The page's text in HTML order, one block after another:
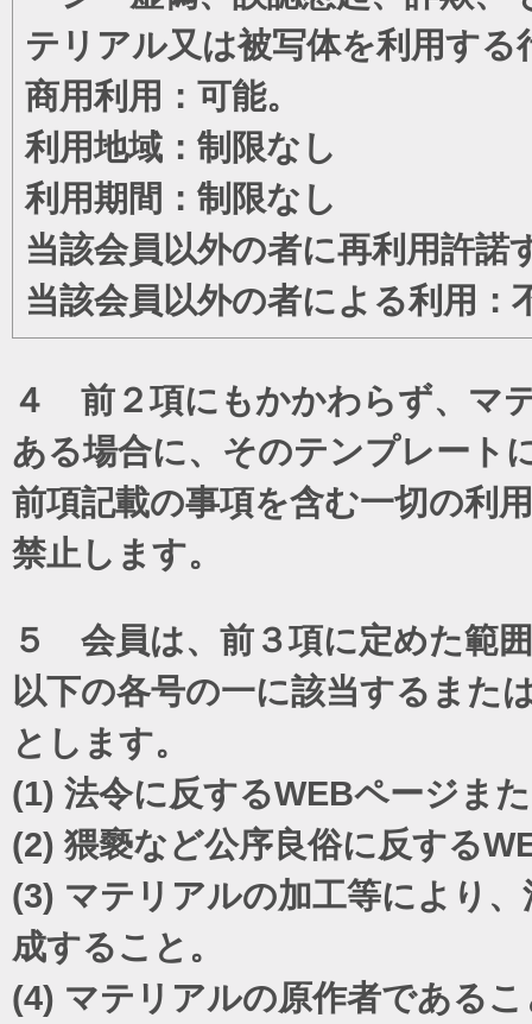
テリアル又は被写体を利用する
商用利用：可能。
利用地域：制限なし
利用期間：制限なし
当該会員以外の者に再利用許諾
当該会員以外の者による利用：
４ 前２項にもかかわらず、マ
ある場合に、そのテンプレート
前項記載の事項を含む一切の利
禁止します。
５ 会員は、前３項に定めた範
以下の各号の一に該当するまた
とします。
(1) 法令に反するWEBページま
(2) 猥褻など公序良俗に反する
(3) マテリアルの加工等により
成すること。
(4) マテリアルの原作者である